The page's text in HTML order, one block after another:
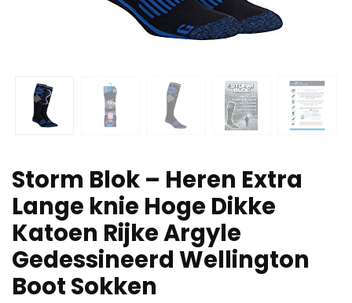
Storm Blok – Heren Extra
Lange knie Hoge Dikke
Katoen Rijke Argyle
Gedessineerd Wellington
Boot Sokken